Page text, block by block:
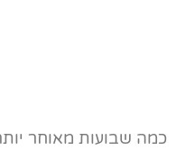
כמה שבועות מאוחר